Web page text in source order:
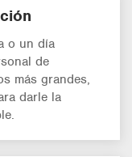
o un día
de
más grandes,
darle la